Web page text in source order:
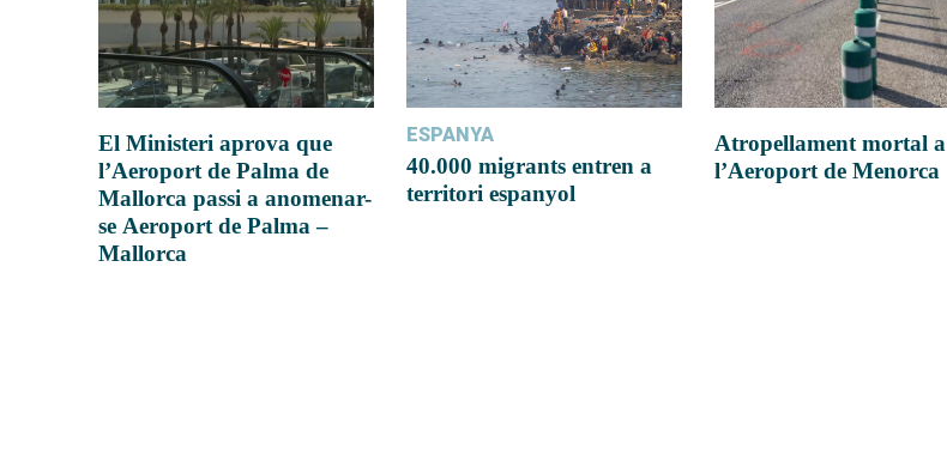
El Ministeri aprova que
l’Aeroport de Palma de
Mallorca passi a anomenar-
se Aeroport de Palma –
Mallorca
ESPANYA
40.000 migrants entren a
territori espanyol
Atropellament mortal a
l’Aeroport de Menorca